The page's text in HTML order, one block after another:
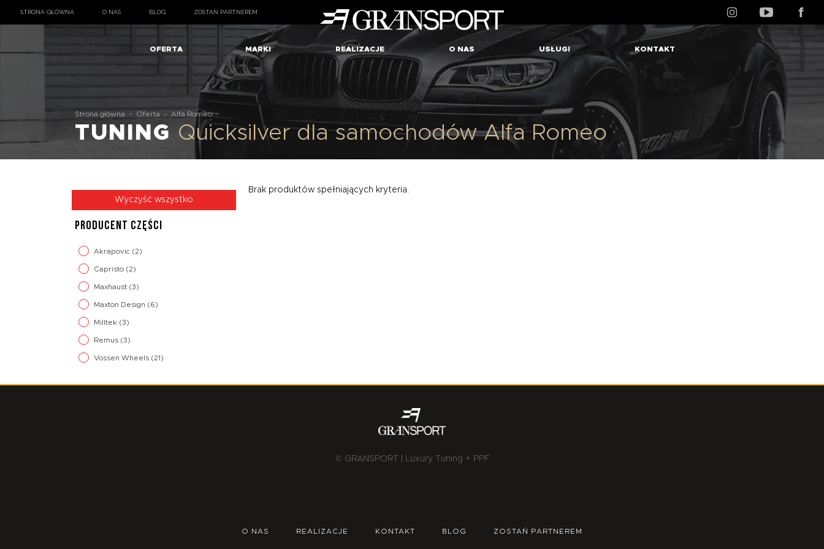
STRONA GŁÓWNA O NAS BLOG ZOSTAŃ PARTNEREM
OFERTA MARKI REALIZACJE O NAS USŁUGI KONTAKT
Strona główna - Oferta - Alfa Romeo
TUNING Quicksilver dla samochodów Alfa Romeo
Wyczyść wszystko
PRODUCENT CZĘŚCI
Akrapovic (2)
Capristo (2)
Maxhaust (3)
Maxton Design (6)
Milltek (3)
Remus (3)
Vossen Wheels (21)
Brak produktów spełniających kryteria.
© GRANSPORT | Luxury Tuning + PPF
O NAS REALIZACJE KONTAKT BLOG ZOSTAŃ PARTNEREM